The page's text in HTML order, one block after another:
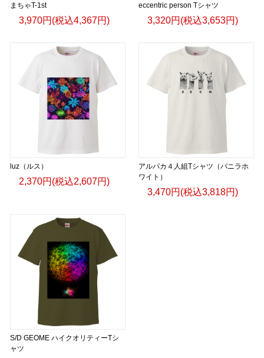
まちゃT-1st
3,970円(税込4,367円)
eccentric person Tシャツ
3,320円(税込3,653円)
luz（ルス）
2,370円(税込2,607円)
アルパカ４人組Tシャツ（バニラホ
ワイト）
3,470円(税込3,818円)
S/D GEOME ハイクオリティーTシ
ャツ